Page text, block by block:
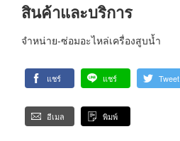
สินค้าและบริการ
จำหน่าย-ซ่อมอะไหล่เครื่องสูบน้ำ
แชร์ แชร์ Tweet
อีเมล พิมพ์